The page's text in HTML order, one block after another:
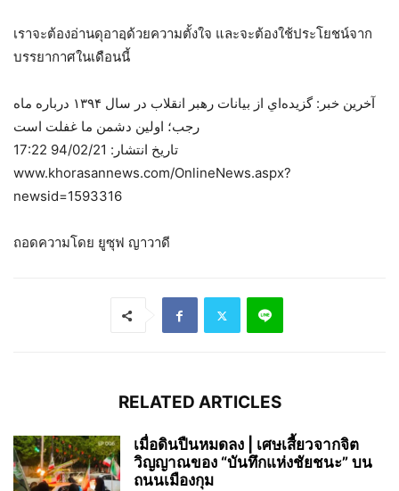
เราจะต้องอ่านดุอาอฺด้วยความตั้งใจ และจะต้องใช้ประโยชน์จาก
บรรยากาศในเดือนนี้
آخرین خبر: گزيده‌اي از بيانات رهبر انقلاب در سال ۱۳۹۴ درباره ماه
رجب؛ اولين دشمن ما غفلت است
تاریخ انتشار: 94/02/21 17:22
www.khorasannews.com/OnlineNews.aspx?
newsid=1593316
ถอดความโดย ยูซุฟ ญาวาดี
RELATED ARTICLES
เมื่อดินปืนหมดลง | เศษเสี้ยวจากจิต
วิญญาณของ “บันทึกแห่งชัยชนะ” บน
ถนนเมืองกุม